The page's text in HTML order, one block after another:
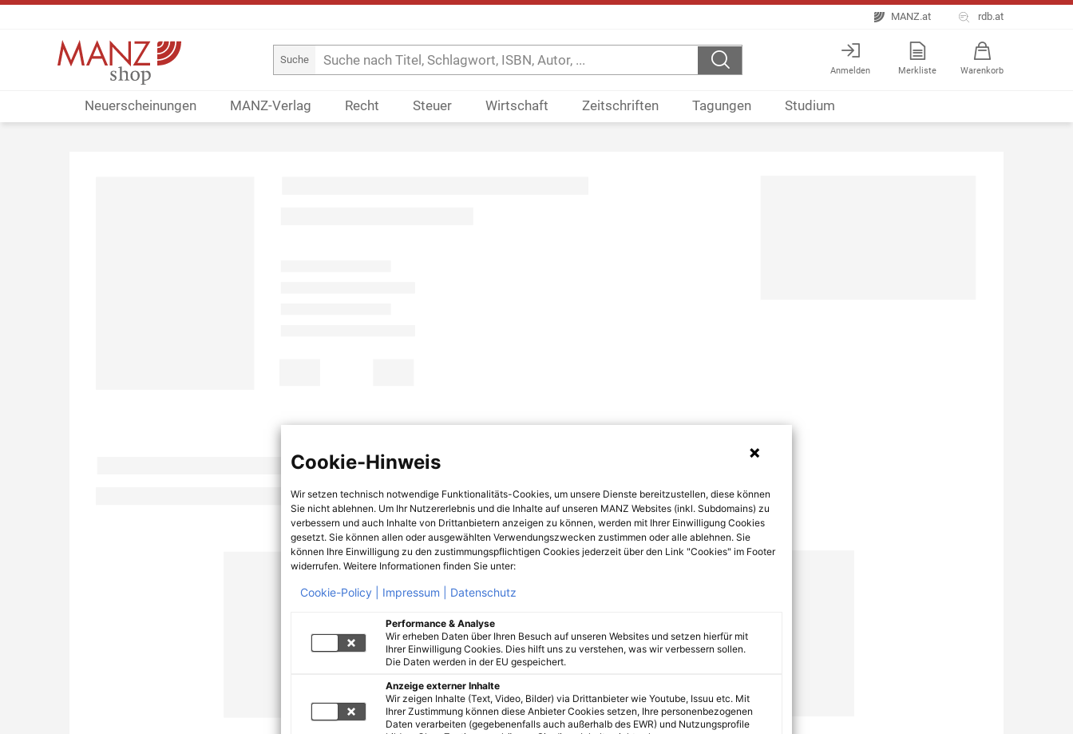
MANZ.at rdb.at
Suche
Anmelden Merkliste Warenkorb
Neuerscheinungen MANZ-Verlag Recht Steuer Wirtschaft Zeitschriften Tagungen Studium
Cookie-Hinweis
Wir setzen technisch notwendige Funktionalitäts-Cookies, um unsere Dienste bereitzustellen, diese können
Sie nicht ablehnen. Um Ihr Nutzererlebnis und die Inhalte auf unseren MANZ Websites (inkl. Subdomains) zu
verbessern und auch Inhalte von Drittanbietern anzeigen zu können, werden mit Ihrer Einwilligung Cookies
gesetzt. Sie können allen oder ausgewählten Verwendungszwecken zustimmen oder alle ablehnen. Sie
können Ihre Einwilligung zu den zustimmungspflichtigen Cookies jederzeit über den Link "Cookies" im Footer
widerrufen. Weitere Informationen finden Sie unter:
Cookie-Policy | Impressum | Datenschutz
Performance & Analyse
Wir erheben Daten über Ihren Besuch auf unseren Websites und setzen hierfür mit
Ihrer Einwilligung Cookies. Dies hilft uns zu verstehen, was wir verbessern sollen.
Die Daten werden in der EU gespeichert.
Anzeige externer Inhalte
Wir zeigen Inhalte (Text, Video, Bilder) via Drittanbieter wie Youtube, Issuu etc. Mit
Ihrer Zustimmung können diese Anbieter Cookies setzen, Ihre personenbezogenen
Daten verarbeiten (gegebenenfalls auch außerhalb des EWR) und Nutzungsprofile